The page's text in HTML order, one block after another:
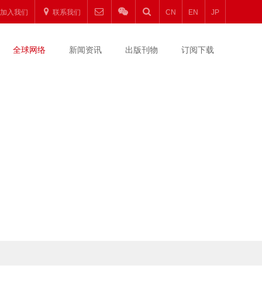
加入我们 联系我们 CN EN JP
全球网络 新闻资讯 出版刊物 订阅下载